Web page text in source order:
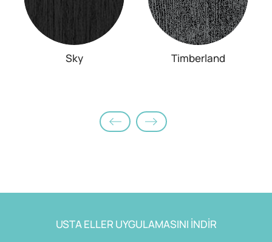
Sky Timberland
USTA ELLER UYGULAMASINI İNDİR